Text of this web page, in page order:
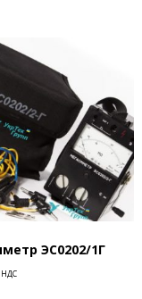
ЭС0202/1Г
НДС